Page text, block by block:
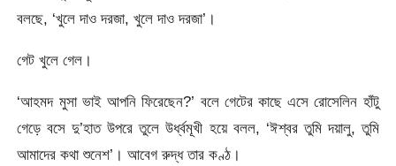
বলছে, ‘খুলে দাও দরজা, খুলে দাও দরজা’।
গেট খুলে গেল।
‘আহমদ মুসা ভাই আপনি ফিরেছেন?’ বলে গেটের কাছে এসে রোসেলিন হাঁটু
গেড়ে বসে দু’হাত উপরে তুলে উর্ধ্বমূখী হয়ে বলল, ‘ঈশ্বর তুমি দয়ালু, তুমি
আমাদের কথা শুনেশ’। আবেগ রুদ্ধ তার কণ্ঠ।